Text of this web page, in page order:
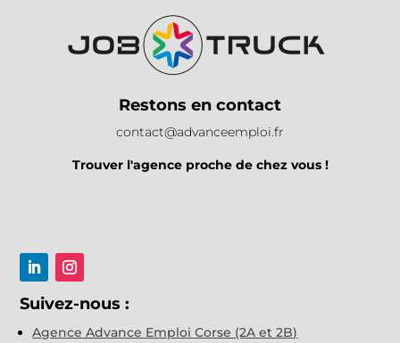
Restons en contact
contact@advanceemploi.fr
Trouver l'agence proche de chez vous !
Suivez-nous :
Agence Advance Emploi Corse (2A et 2B)